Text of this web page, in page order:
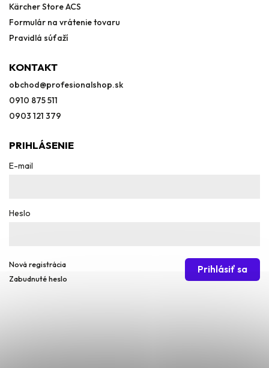
Kärcher Store ACS
Formulár na vrátenie tovaru
Pravidlá súťaží
KONTAKT
obchod@profesionalshop.sk
0910 875 511
0903 121 379
PRIHLÁSENIE
E-mail
Heslo
Prihlásiť sa
Nová registrácia
Zabudnuté heslo